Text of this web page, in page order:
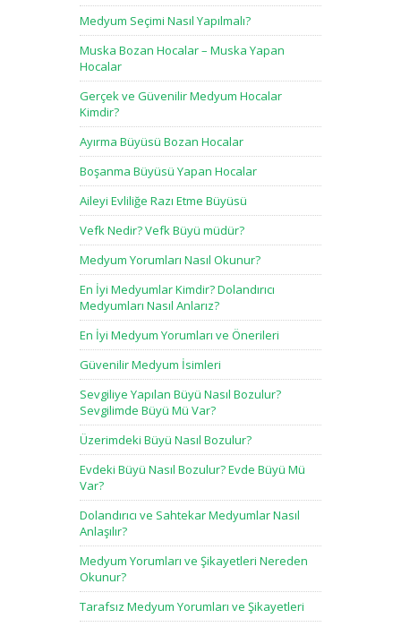
Medyum Seçimi Nasıl Yapılmalı?
Muska Bozan Hocalar – Muska Yapan
Hocalar
Gerçek ve Güvenilir Medyum Hocalar
Kimdir?
Ayırma Büyüsü Bozan Hocalar
Boşanma Büyüsü Yapan Hocalar
Aileyi Evliliğe Razı Etme Büyüsü
Vefk Nedir? Vefk Büyü müdür?
Medyum Yorumları Nasıl Okunur?
En İyi Medyumlar Kimdir? Dolandırıcı
Medyumları Nasıl Anlarız?
En İyi Medyum Yorumları ve Önerileri
Güvenilir Medyum İsimleri
Sevgiliye Yapılan Büyü Nasıl Bozulur?
Sevgilimde Büyü Mü Var?
Üzerimdeki Büyü Nasıl Bozulur?
Evdeki Büyü Nasıl Bozulur? Evde Büyü Mü
Var?
Dolandırıcı ve Sahtekar Medyumlar Nasıl
Anlaşılır?
Medyum Yorumları ve Şikayetleri Nereden
Okunur?
Tarafsız Medyum Yorumları ve Şikayetleri